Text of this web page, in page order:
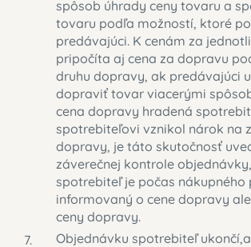
spôsob úhrady ceny tovaru a
tovaru podľa možností, ktoré
predávajúci. K cenám za
pripočíta aj cena za dopravu
druhu dopravy, ak predávajúci
dopraviť tovar viacerými
cena dopravy hradená
spotrebiteľovi vznikol nárok na
dopravy, je táto skutočnosť
záverečnej kontrole
spotrebiteľ je počas nákupného
informovaný o cene dopravy
ceny dopravy.
Objednávku spotrebiteľ